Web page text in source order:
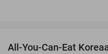
All-You-Can-Eat